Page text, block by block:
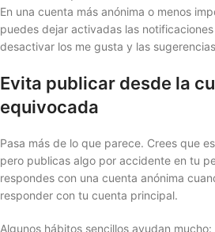
En una cuenta más anónima o menos
puedes dejar activadas las
desactivar los me gusta y las
Evita publicar desde la
equivocada
Pasa más de lo que parece. Crees que
pero publicas algo por accidente en tu
respondes con una cuenta anónima
responder con tu cuenta principal.
Algunos hábitos sencillos ayudan mucho: